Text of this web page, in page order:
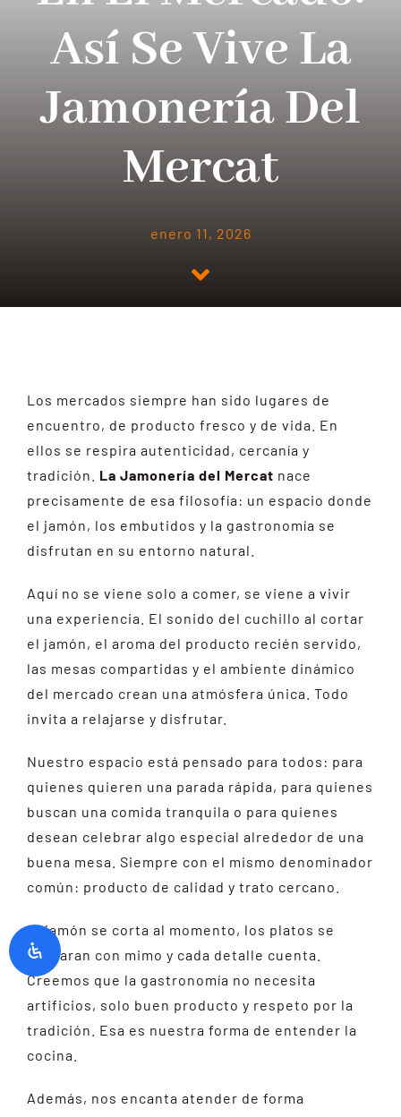
BLOG
CONTACTO
Así Se Vive La
Jamonería Del
Mercat
enero 11, 2026
Los mercados siempre han sido lugares de
encuentro, de producto fresco y de vida. En
ellos se respira autenticidad, cercanía y
tradición. La Jamonería del Mercat nace
precisamente de esa filosofía: un espacio donde
el jamón, los embutidos y la gastronomía se
disfrutan en su entorno natural.
Aquí no se viene solo a comer, se viene a vivir
una experiencia. El sonido del cuchillo al cortar
el jamón, el aroma del producto recién servido,
las mesas compartidas y el ambiente dinámico
del mercado crean una atmósfera única. Todo
invita a relajarse y disfrutar.
Nuestro espacio está pensado para todos: para
quienes quieren una parada rápida, para quienes
buscan una comida tranquila o para quienes
desean celebrar algo especial alrededor de una
buena mesa. Siempre con el mismo denominador
común: producto de calidad y trato cercano.
El jamón se corta al momento, los platos se
preparan con mimo y cada detalle cuenta.
Creemos que la gastronomía no necesita
artificios, solo buen producto y respeto por la
tradición. Esa es nuestra forma de entender la
cocina.
Además, nos encanta atender de forma